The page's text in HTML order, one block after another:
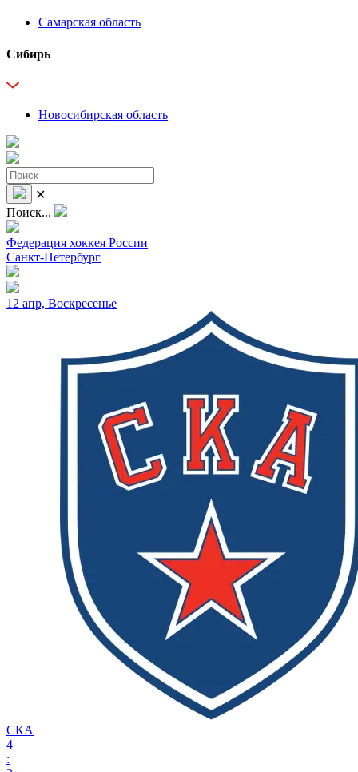
Самарская область
Сибирь
Новосибирская область
✕
Поиск...
Федерация хоккея России
Санкт-Петербург
12 апр, Воскресенье
СКА
4
: